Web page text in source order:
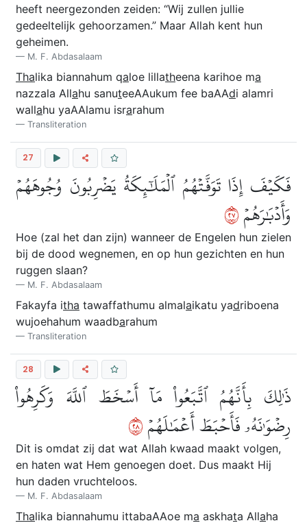
heeft neergezonden zeiden: “Wij zullen jullie
gedeeltelijk gehoorzamen.” Maar Allah kent hun
geheimen.
M. F. Abdasalaam
Thalika biannahum qaloe lillatheena karihoe ma
nazzala Allahu sanuteeAAukum fee baAAdi alamri
wallahu yaAAlamu israrahum
Transliteration
27
فَكَيۡفَ إِذَا تَوَفَّتۡهُمُ ٱلۡمَلَٰٓئِكَةُ يَضۡرِبُونَ وُجُوهَهُمۡ
وَأَدۡبَٰرَهُمۡ٧٢
Hoe (zal het dan zijn) wanneer de Engelen hun zielen
bij de dood wegnemen, en op hun gezichten en hun
ruggen slaan?
M. F. Abdasalaam
Fakayfa itha tawaffathumu almalaikatu yadriboena
wujoehahum waadbarahum
Transliteration
28
ذَٰلِكَ بِأَنَّهُمُ ٱتَّبَعُواْ مَآ أَسۡخَطَ ٱللَّهَ وَكَرِهُواْ
رِضۡوَٰنَهُۥ فَأَحۡبَطَ أَعۡمَٰلَهُمۡ٨٢
Dit is omdat zij dat wat Allah kwaad maakt volgen,
en haten wat Hem genoegen doet. Dus maakt Hij
hun daden vruchteloos.
M. F. Abdasalaam
Thalika biannahumu ittabaAAoe ma askhata Allaha